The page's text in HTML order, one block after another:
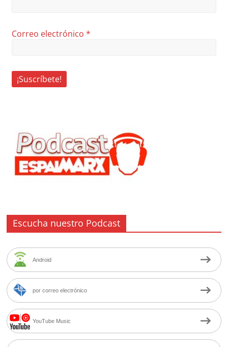
Correo electrónico*
Escucha nuestro Podcast
Android
por correo electrónico
YouTube Music